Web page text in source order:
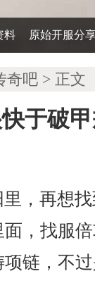
料 原始开服分
奇吧 > 正文
于破
，再想
，找服
链，不